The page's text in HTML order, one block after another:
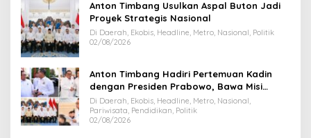
Anton Timbang Usulkan Aspal Buton Jadi
Proyek Strategis Nasional
Di Daerah, Ekobis, Headline, Metro, Nasional, Politik
02/08/2026
Anton Timbang Hadiri Pertemuan Kadin
dengan Presiden Prabowo, Bawa Misi
Majukan Ekonomi Sultra
Di Daerah, Ekobis, Headline, Metro, Nasional,
Pariwisata, Pendidikan, Politik
02/08/2026